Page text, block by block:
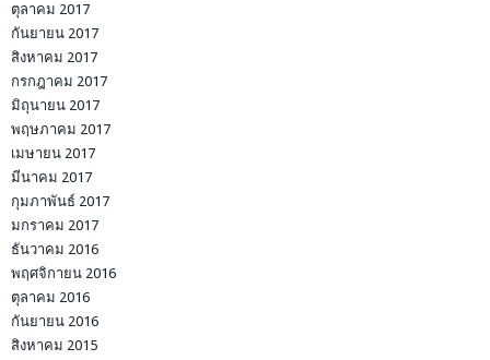
ตุลาคม 2017
กันยายน 2017
สิงหาคม 2017
กรกฎาคม 2017
มิถุนายน 2017
พฤษภาคม 2017
เมษายน 2017
มีนาคม 2017
กุมภาพันธ์ 2017
มกราคม 2017
ธันวาคม 2016
พฤศจิกายน 2016
ตุลาคม 2016
กันยายน 2016
สิงหาคม 2015